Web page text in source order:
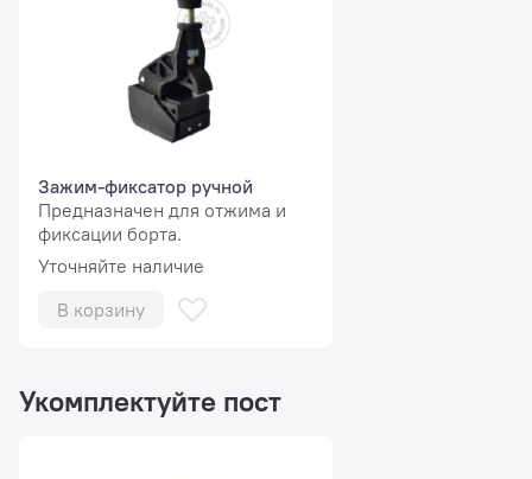
1150х1000х950 мм
350 кг
Зажим-фиксатор ручной
Предназначен для отжима и
фиксации борта.
Уточняйте наличие
В корзину
Укомплектуйте пост